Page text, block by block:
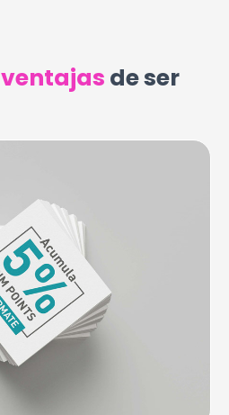
ventajas de ser